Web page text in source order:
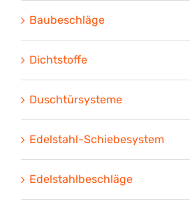
Baubeschläge
Dichtstoffe
Duschtürsysteme
Edelstahl-Schiebesystem
Edelstahlbeschläge